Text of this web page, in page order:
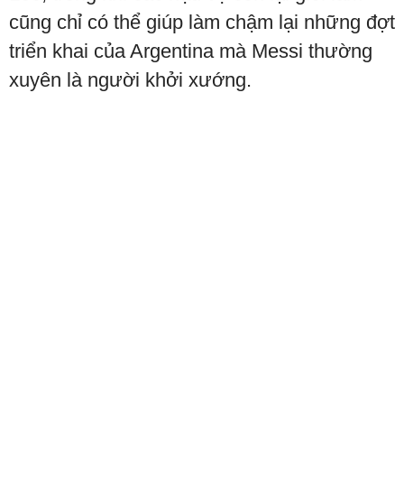
cũng chỉ có thể giúp làm chậm lại những đợt
triển khai của Argentina mà Messi thường
xuyên là người khởi xướng.